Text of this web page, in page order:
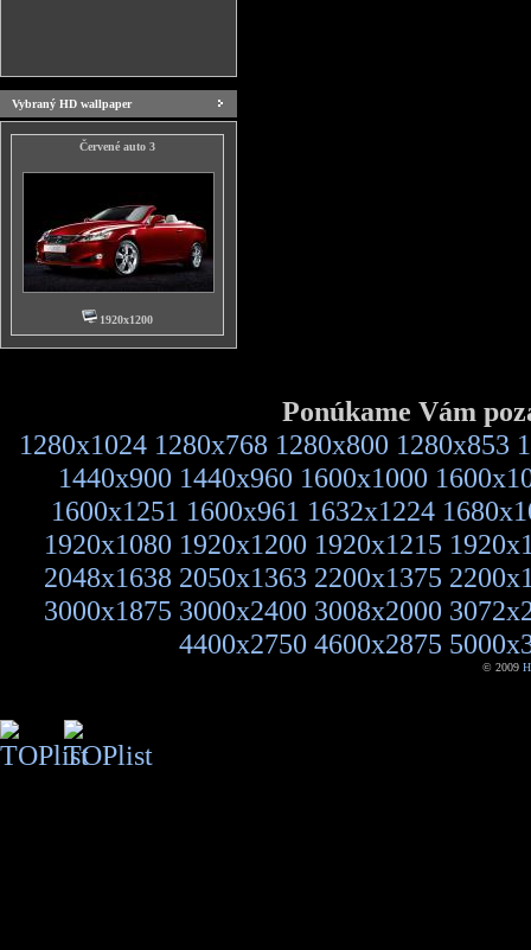
Vybraný HD wallpaper
Červené auto 3
1920x1200
Ponúkame Vám
1280x1024 1280x768 1280x800 1280x853
1440x900 1440x960 1600x1000
1600x1251 1600x961 1632x1224
1920x1080 1920x1200 1920x1215
2048x1638 2050x1363 2200x1375
3000x1875 3000x2400 3008x2000
4400x2750 4600x2875
© 2009